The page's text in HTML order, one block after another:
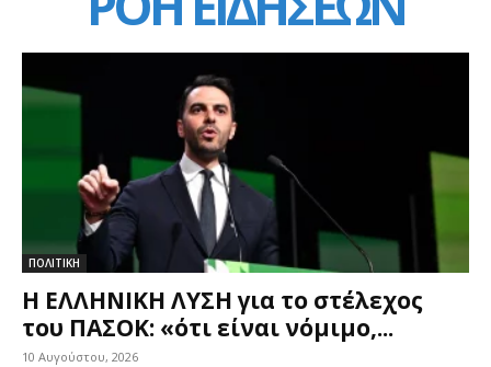
ΠΟΛΙΤΙΚΗ
Η ΕΛΛΗΝΙΚΗ ΛΥΣΗ για το στέλεχος
του ΠΑΣΟΚ: «ότι είναι νόμιμο,...
10 Αυγούστου, 2026